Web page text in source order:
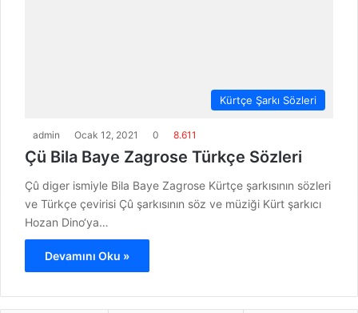
Kürtçe Şarkı Sözleri
admin Ocak 12, 2021 0 8.611
Çü Bila Baye Zagrose Türkçe Sözleri
Çû diger ismiyle Bila Baye Zagrose Kürtçe şarkısının sözleri
ve Türkçe çevirisi Çû şarkısının söz ve müziği Kürt şarkıcı
Hozan Dino‘ya…
Devamını Oku »